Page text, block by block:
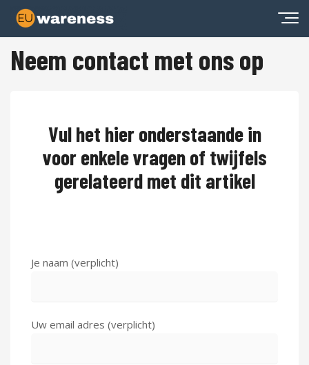
Neem contact met ons op
Vul het hier onderstaande in
voor enkele vragen of twijfels
gerelateerd met dit artikel
Je naam (verplicht)
Uw email adres (verplicht)